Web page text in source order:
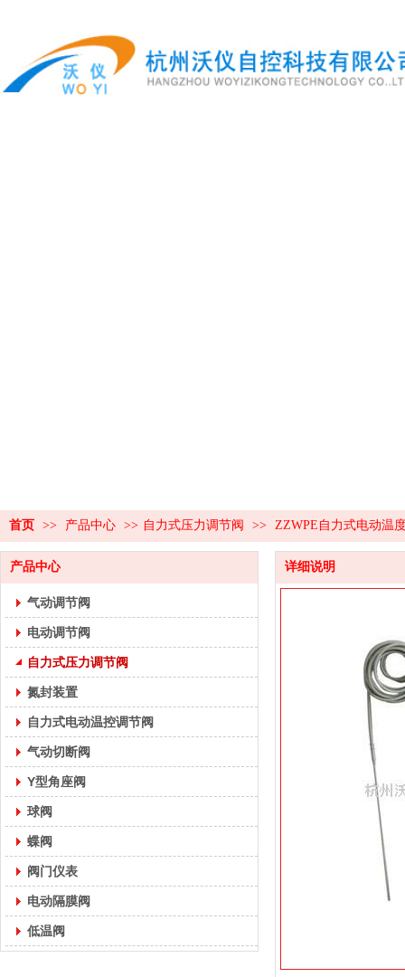
首页 >> 产品中心 >> 自力式压力调节阀 >> ZZWPE自力式电动温
产品中心
气动调节阀
电动调节阀
自力式压力调节阀
氮封装置
自力式电动温控调节阀
气动切断阀
Y型角座阀
球阀
蝶阀
阀门仪表
电动隔膜阀
低温阀
详细说明